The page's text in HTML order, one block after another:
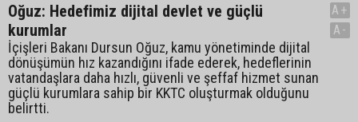
Oğuz: Hedefimiz dijital devlet ve güçlü
kurumlar
İçişleri Bakanı Dursun Oğuz, kamu yönetiminde dijital
dönüşümün hız kazandığını ifade ederek, hedeflerinin
vatandaşlara daha hızlı, güvenli ve şeffaf hizmet sunan
güçlü kurumlara sahip bir KKTC oluşturmak olduğunu
belirtti.
A+
A-